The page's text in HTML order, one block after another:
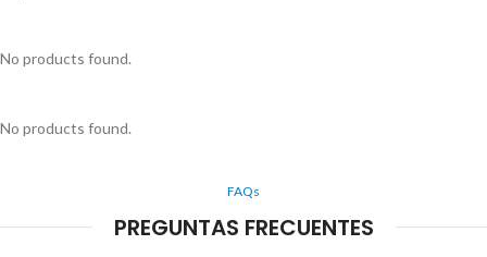
No products found.
No products found.
FAQs
PREGUNTAS FRECUENTES